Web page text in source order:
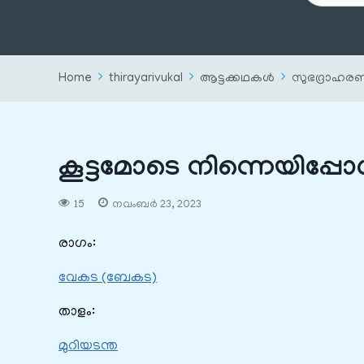
Home thirayarivukal ആട്ടക്കഥകൾ
കൂട്ടമോടെ
15 നവംബർ 23, 2023
രാഗം:
വേകട (ബേകട)
താളം:
മുറിയടന്ത